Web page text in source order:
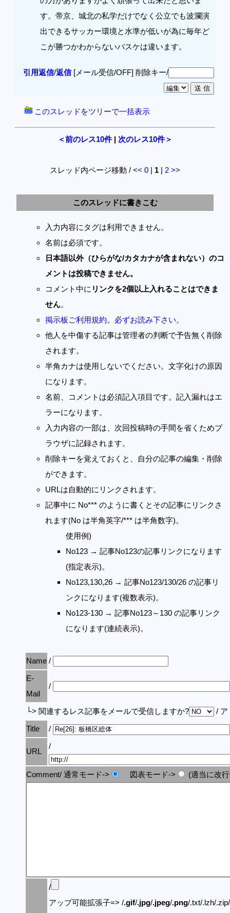
す。帝京、城北の私学だけでなく公立でも波瀾演
出できるサッカー環境と水準が低いが為に毎年ど
こが勝つかわからないバスケは違います。
引用返信/返信[メール受信/OFF] 削除キー/
このスレッドをツリーで一括表示
＜前のレス10件| 次のレス10件＞
スレッド内ページ移動 / << 0 | 1 | 2 >>
このスレッドに書きこむ
入力内容にタグは利用できません。
名前は必須です。
日本語以外（ひらがな/カタカナが含まれない）のコ
メントは投稿できません。
コメント中に リンクを2個以上入れることはできま
せん。
掲示板ご利用規約。必ずお読み下さい。
他人を中傷する記事は管理者の判断で予告無く削除
されます。
半角カナは使用しないでください。文字化けの原因
になります。
名前、コメントは必須記入項目です。記入漏れはエ
ラーになります。
入力内容の一部は、次回投稿時の手間を省くためブ
ラウザに記録されます。
削除キーを覚えておくと、自分の記事の編集・削除
ができます。
URLは自動的にリンクされます。
記事中に No*** のように書くとその記事にリンクさ
れます(No は半角英字/*** は半角数字)。
使用例)
No123 → 記事No123の記事リンクになります
(指定表示)。
No123,130,26 → 記事No123/130/26 の記事リ
ンクになります(複数表示)。
No123-130 → 記事No123～130 の記事リンク
になります(連続表示)。
Name /
E-
Mail
/
└> 関連するレス記事をメールで受信しますか?
/ ア
Title
/
URL
/
Comment/ 通常モード-> 図表モード-> (適当に改
/
アップ可能拡張子=> /.gif/.jpg/.jpeg/.png/.txt/.lzh/